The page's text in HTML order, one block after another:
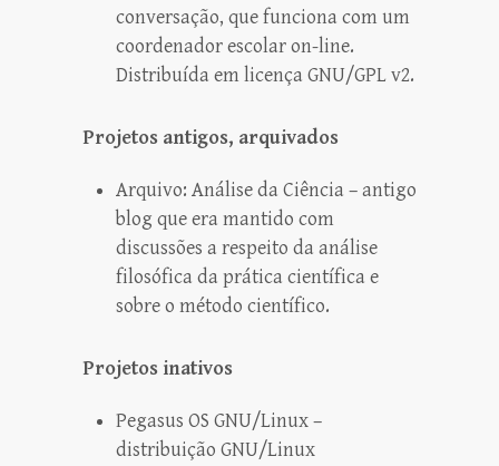
conversação, que funciona com um
coordenador escolar on-line.
Distribuída em licença GNU/GPL v2.
Projetos antigos, arquivados
Arquivo: Análise da Ciência – antigo
blog que era mantido com
discussões a respeito da análise
filosófica da prática científica e
sobre o método científico.
Projetos inativos
Pegasus OS GNU/Linux–
distribuição GNU/Linux